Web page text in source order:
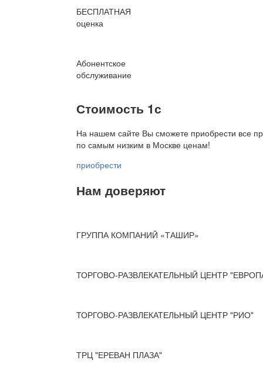
БЕСПЛАТНАЯ
оценка
Абонентское
обслуживание
Стоимость 1с
На нашем сайте Вы сможете приобрести все
по самым низким в Москве ценам!
приобрести
Нам доверяют
ГРУППА КОМПАНИЙ «ТАШИР»
ТОРГОВО-РАЗВЛЕКАТЕЛЬНЫЙ ЦЕНТР
ТОРГОВО-РАЗВЛЕКАТЕЛЬНЫЙ ЦЕНТР "РИО"
ТРЦ "ЕРЕВАН ПЛАЗА"